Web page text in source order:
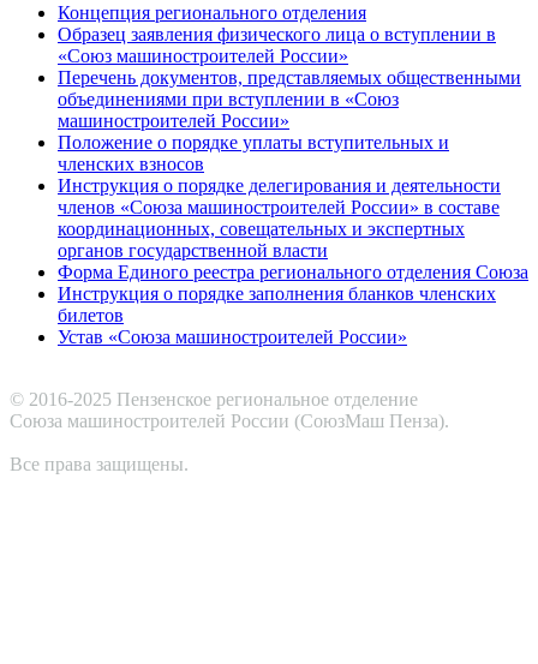
Концепция регионального отделения
Образец заявления физического лица о вступлении в
«Союз машиностроителей России»
Перечень документов, представляемых общественными
объединениями при вступлении в «Союз
машиностроителей России»
Положение о порядке уплаты вступительных и
членских взносов
Инструкция о порядке делегирования и деятельности
членов «Союза машиностроителей России» в составе
координационных, совещательных и экспертных
органов государственной власти
Форма Единого реестра регионального отделения Союза
Инструкция о порядке заполнения бланков членских
билетов
Устав «Союза машиностроителей России»
© 2016-2025 Пензенское региональное отделение
Cоюза машиностроителей России (СоюзМаш Пенза).
Все права защищены.